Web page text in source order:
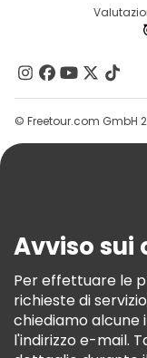
Programma Di
Destinazioni
Contattaci
Gruppi
Aiuto
Termini E
Informativa Sui
Freetour Premi
Programma Di
© Freetour.com GmbH
Avviso sui
Per effettuare le
richieste di
chiediamo alcune
l'indirizzo e-mail.